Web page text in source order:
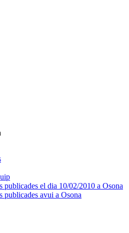
publicades el dia 10/02/2010 a Osona
publicades avui a Osona